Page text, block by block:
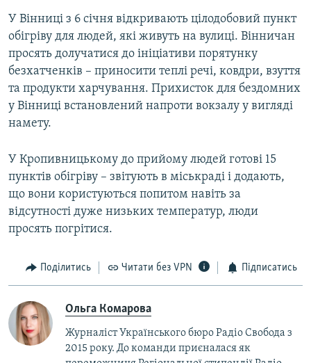
У Вінниці з 6 січня відкривають цілодобовий пункт
обігріву для людей, які живуть на вулиці. Вінничан
просять долучатися до ініціативи порятунку
безхатченків – приносити теплі речі, ковдри, взуття
та продукти харчування. Прихисток для бездомних
у Вінниці встановлений напроти вокзалу у вигляді
намету.
У Кропивницькому до прийому людей готові 15
пунктів обігріву – звітують в міськраді і додають,
що вони користуються попитом навіть за
відсутності дуже низьких температур, люди
просять погрітися.
Поділитись Читати без VPN Підписатись
Ольга Комарова
Журналіст Українського бюро Радіо Свобода з
2015 року. До команди приєналася як